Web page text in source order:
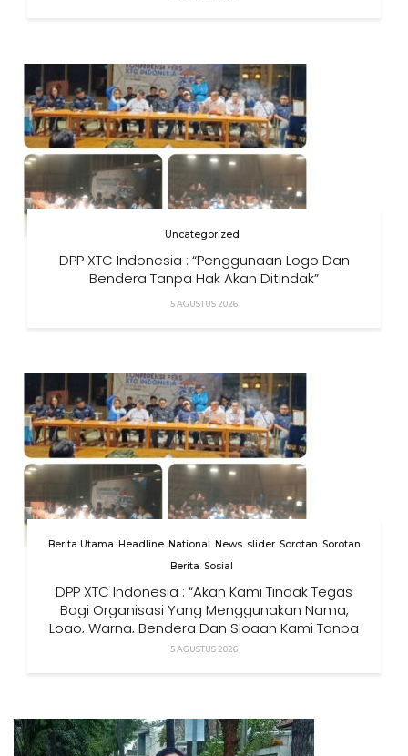
Uncategorized
DPP XTC Indonesia : “Penggunaan Logo Dan
Bendera Tanpa Hak Akan Ditindak”
5 AGUSTUS 2026
Berita Utama Headline National News slider Sorotan Sorotan
Berita Sosial
DPP XTC Indonesia : “Akan Kami Tindak Tegas
Bagi Organisasi Yang Menggunakan Nama,
Logo, Warna, Bendera Dan Slogan Kami Tanpa
Izin”
5 AGUSTUS 2026